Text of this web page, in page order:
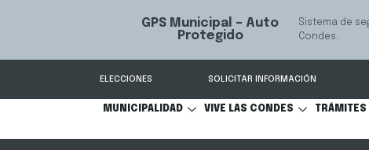
de vehículos, conectado 24/7 a Seguridad Las
ELECCIONES SOLICITAR INFORMACIÓN
MUNICIPALIDAD VIVE LAS CONDES TRÁMITES